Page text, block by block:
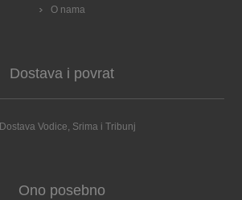
O nama
Dostava i povrat
Dostava Vodice, Srima i Tribunj
Ono posebno